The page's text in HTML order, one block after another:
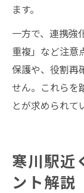
ます。
一方で、連携強
重複」など注意
保護や、役割再
せん。これらを
とが求められて
寒川駅近
ント解説